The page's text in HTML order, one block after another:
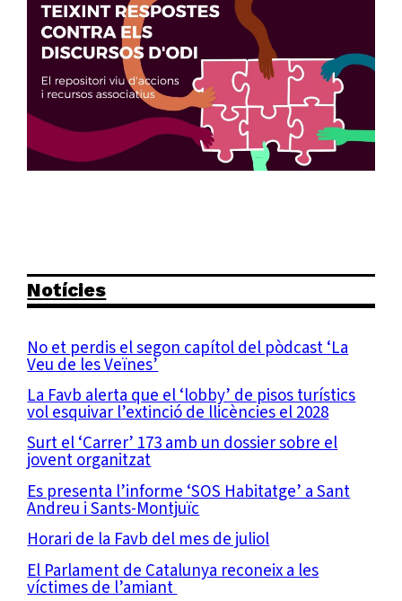
Notícies
No et perdis el segon capítol del pòdcast ‘La
Veu de les Veïnes’
La Favb alerta que el ‘lobby’ de pisos turístics
vol esquivar l’extinció de llicències el 2028
Surt el ‘Carrer’ 173 amb un dossier sobre el
jovent organitzat
Es presenta l’informe ‘SOS Habitatge’ a Sant
Andreu i Sants-Montjuïc
Horari de la Favb del mes de juliol
El Parlament de Catalunya reconeix a les
víctimes de l’amiant